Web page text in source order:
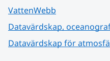
VattenWebb
Datavärdskap,
Datavärdskap för